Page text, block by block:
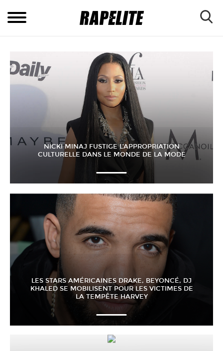
NICKI MINAJ FUSTIGE L’APPROPRIATION
CULTURELLE DANS LE MONDE DE LA MODE
LES STARS AMÉRICAINES DRAKE, BEYONCÉ, DJ
KHALED SE MOBILISENT POUR LES VICTIMES DE
LA TEMPÊTE HARVEY